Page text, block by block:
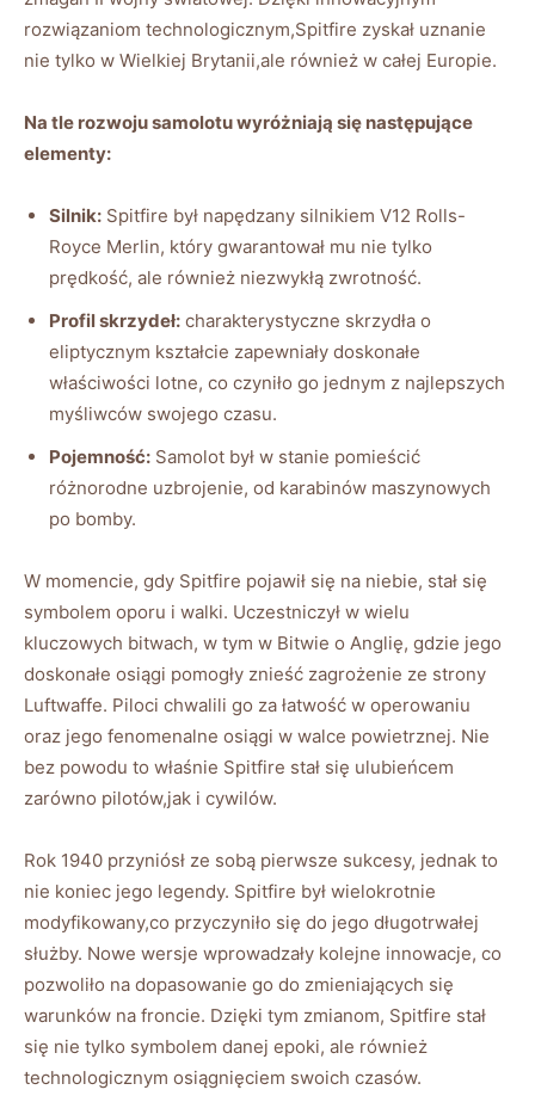
rozwiązaniom technologicznym,Spitfire zyskał uznanie
nie tylko w Wielkiej Brytanii,ale również w całej Europie.
Na tle rozwoju samolotu wyróżniają się następujące
elementy:
Silnik: Spitfire był napędzany silnikiem V12 Rolls-
Royce Merlin, który gwarantował mu nie tylko
prędkość, ale również niezwykłą zwrotność.
Profil skrzydeł: charakterystyczne skrzydła o
eliptycznym kształcie zapewniały doskonałe
właściwości lotne, co czyniło go jednym z najlepszych
myśliwców swojego czasu.
Pojemność: Samolot był w stanie pomieścić
różnorodne uzbrojenie, od karabinów maszynowych
po bomby.
W momencie, gdy Spitfire pojawił się na niebie, stał się
symbolem oporu i walki. Uczestniczył w wielu
kluczowych bitwach, w tym w Bitwie o Anglię, gdzie jego
doskonałe osiągi pomogły znieść zagrożenie ze strony
Luftwaffe. Piloci chwalili go za łatwość w operowaniu
oraz jego fenomenalne osiągi w walce powietrznej. Nie
bez powodu to właśnie Spitfire stał się ulubieńcem
zarówno pilotów,jak i cywilów.
Rok 1940 przyniósł ze sobą pierwsze sukcesy, jednak to
nie koniec jego legendy. Spitfire był wielokrotnie
modyfikowany,co przyczyniło się do jego długotrwałej
służby. Nowe wersje wprowadzały kolejne innowacje, co
pozwoliło na dopasowanie go do zmieniających się
warunków na froncie. Dzięki tym zmianom, Spitfire stał
się nie tylko symbolem danej epoki, ale również
technologicznym osiągnięciem swoich czasów.